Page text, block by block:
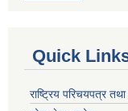
Quick
राष्ट्रिय परिचयपत्र